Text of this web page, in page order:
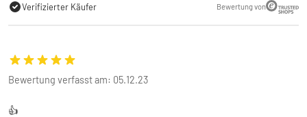
Verifizierter Käufer Bewertung von
Bewertung verfasst am: 05.12.23
👍